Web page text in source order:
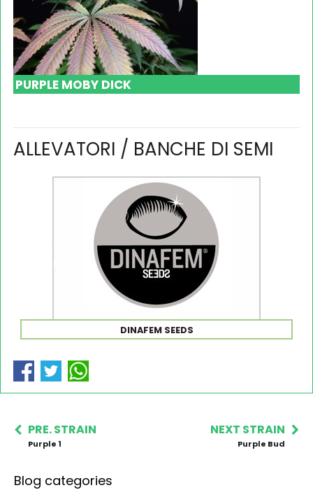
PURPLE MOBY DICK
ALLEVATORI / BANCHE DI SEMI
DINAFEM SEEDS
PRE. STRAIN
Purple 1
NEXT STRAIN
Purple Bud
Blog categories